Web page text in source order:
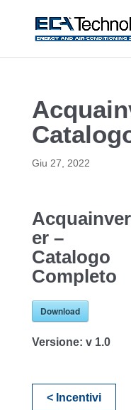
Giu 27, 2022
er –
Catalogo
Completo
Download
Versione: v 1.0
< Incentivi